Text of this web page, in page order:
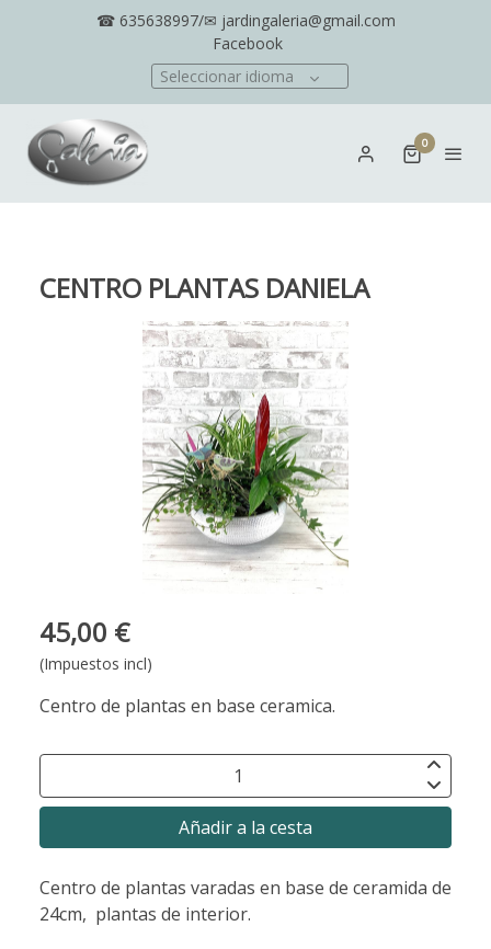
☎ 635638997/✉ jardingaleria@gmail.com
Facebook
Seleccionar idioma
0
CENTRO PLANTAS DANIELA
45,00 €
(Impuestos incl)
Centro de plantas en base ceramica.
Añadir a la cesta
Centro de plantas varadas en base de ceramida de
24cm, plantas de interior.